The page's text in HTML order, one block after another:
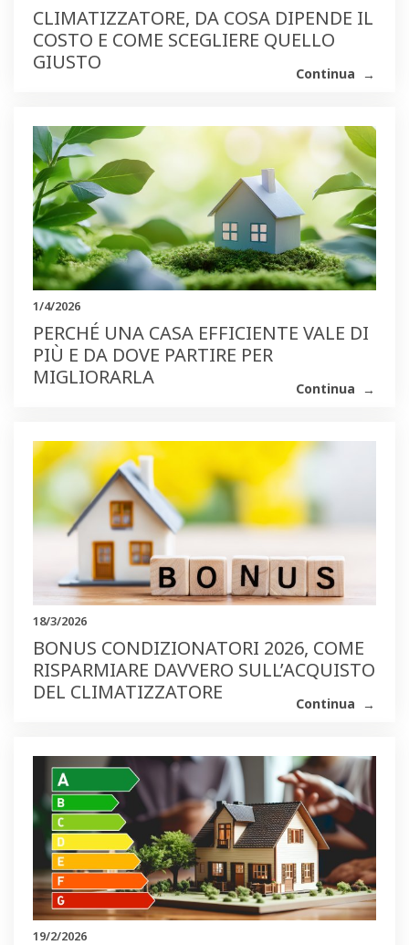
CLIMATIZZATORE, DA COSA DIPENDE IL
COSTO E COME SCEGLIERE QUELLO
GIUSTO
Continua
1/4/2026
PERCHÉ UNA CASA EFFICIENTE VALE DI
PIÙ E DA DOVE PARTIRE PER
MIGLIORARLA
Continua
18/3/2026
BONUS CONDIZIONATORI 2026, COME
RISPARMIARE DAVVERO SULL’ACQUISTO
DEL CLIMATIZZATORE
Continua
19/2/2026